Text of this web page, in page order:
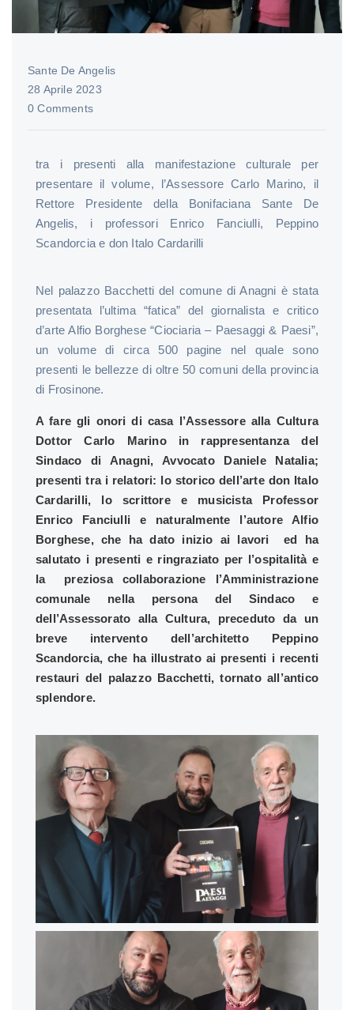
Sante De Angelis
28 Aprile 2023
0 Comments
tra i presenti alla manifestazione culturale per
presentare il volume, l’Assessore Carlo Marino, il
Rettore Presidente della Bonifaciana Sante De
Angelis, i professori Enrico Fanciulli, Peppino
Scandorcia e don Italo Cardarilli
Nel palazzo Bacchetti del comune di Anagni è stata
presentata l’ultima “fatica” del giornalista e critico
d’arte Alfio Borghese “Ciociaria – Paesaggi & Paesi”,
un volume di circa 500 pagine nel quale sono
presenti le bellezze di oltre 50 comuni della provincia
di Frosinone.
A fare gli onori di casa l’Assessore alla Cultura
Dottor Carlo Marino in rappresentanza del
Sindaco di Anagni, Avvocato Daniele Natalia;
presenti tra i relatori: lo storico dell’arte don Italo
Cardarilli, lo scrittore e musicista Professor
Enrico Fanciulli e naturalmente l’autore Alfio
Borghese, che ha dato inizio ai lavori ed ha
salutato i presenti e ringraziato per l’ospitalità e
la preziosa collaborazione l’Amministrazione
comunale nella persona del Sindaco e
dell’Assessorato alla Cultura, preceduto da un
breve intervento dell’architetto Peppino
Scandorcia, che ha illustrato ai presenti i recenti
restauri del palazzo Bacchetti, tornato all’antico
splendore.